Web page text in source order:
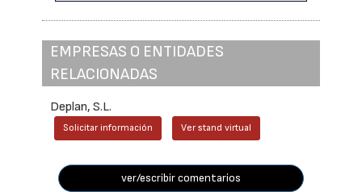
EMPRESAS O ENTIDADES
RELACIONADAS
Deplan, S.L.
Solicitar información Ver stand virtual
ver/escribir comentarios